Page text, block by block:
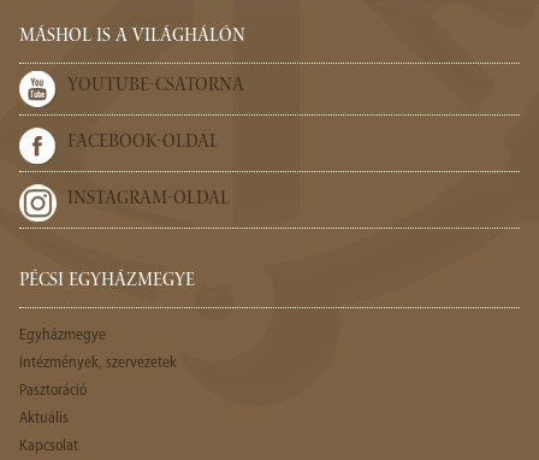
MÁSHOL IS A VILÁGHÁLÓN
YOUTUBE-CSATORNA
FACEBOOK-OLDAL
INSTAGRAM-OLDAL
PÉCSI EGYHÁZMEGYE
Egyházmegye
Intézmények, szervezetek
Pasztoráció
Aktuális
Kapcsolat